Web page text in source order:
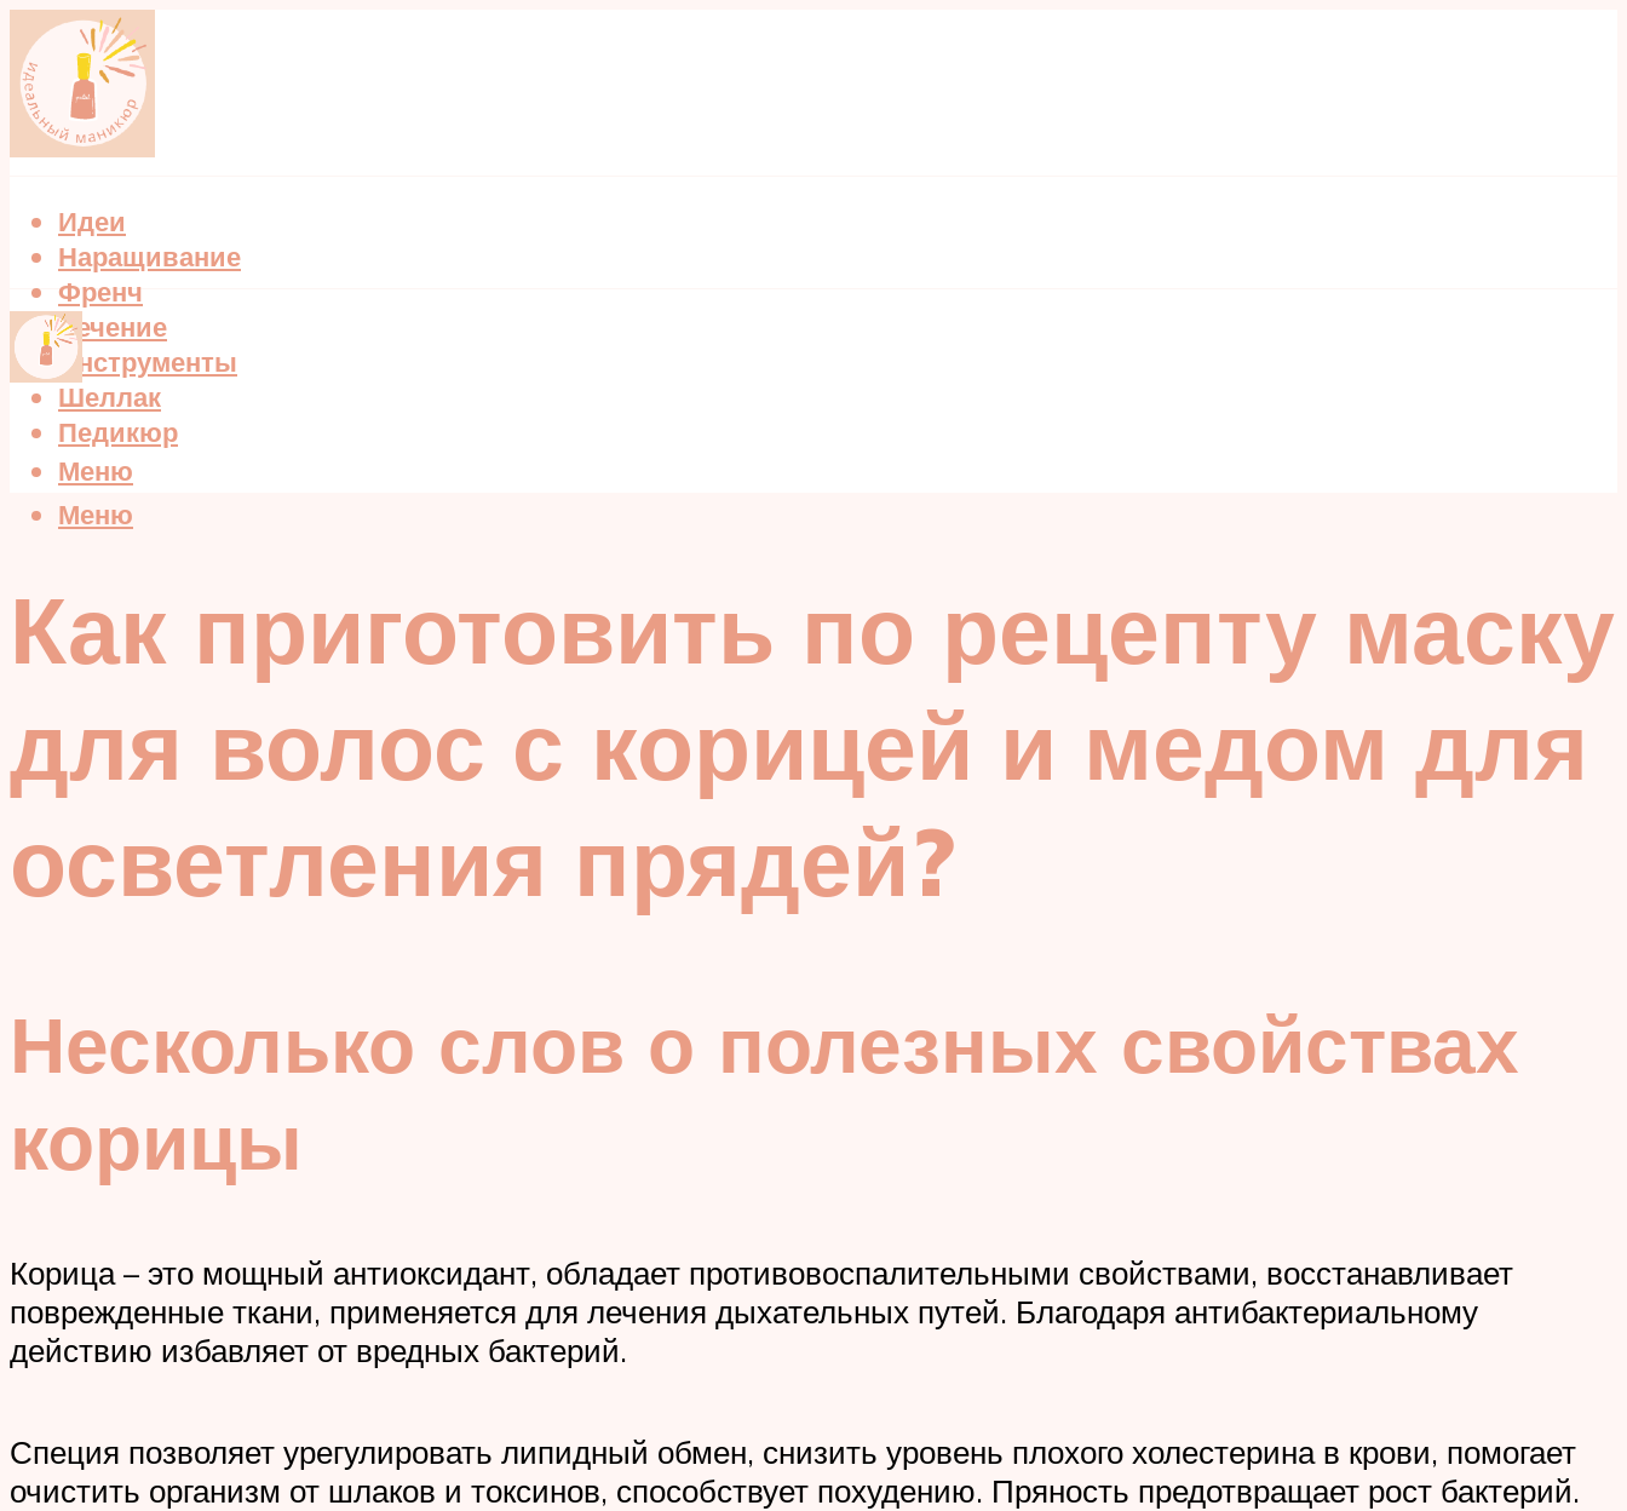
Идеи
Наращивание
Френч
Лечение
Инструменты
Шеллак
Педикюр
Меню
Меню
Как приготовить по рецепту маску
для волос с корицей и медом для
осветления прядей?
Несколько слов о полезных свойствах
корицы
Корица – это мощный антиоксидант, обладает противовоспалительными свойствами, восстанавливает
поврежденные ткани, применяется для лечения дыхательных путей. Благодаря антибактериальному
действию избавляет от вредных бактерий.
Специя позволяет урегулировать липидный обмен, снизить уровень плохого холестерина в крови, помогает
очистить организм от шлаков и токсинов, способствует похудению. Пряность предотвращает рост бактерий.